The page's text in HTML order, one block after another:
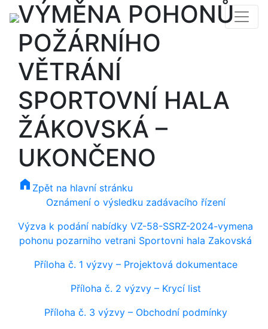
VÝMĚNA POHONŮ
POŽÁRNÍHO
VĚTRÁNÍ
SPORTOVNÍ HALA
ŽÁKOVSKÁ –
UKONČENO
home Zpět na hlavní stránku
Oznámení o výsledku zadávacího řízení
Výzva k podání nabídky VZ-58-SSRZ-2024-vymena
pohonu pozarniho vetrani Sportovni hala Zakovská
Příloha č. 1 výzvy – Projektová dokumentace
Příloha č. 2 výzvy – Krycí list
Příloha č. 3 výzvy – Obchodní podmínky